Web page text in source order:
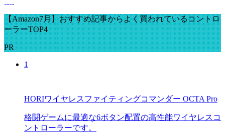
【Amazon7月】おすすめ記事からよく買われているコントロ
ーラーTOP4
PR
1
HORIワイヤレスファイティングコマンダー OCTA Pro
格闘ゲームに最適な6ボタン配置の高性能ワイヤレスコ
ントローラーです。